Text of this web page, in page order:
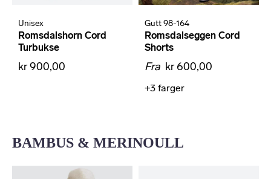
Unisex
Romsdalshorn Cord
Turbukse
kr 900,00
Gutt 98-164
Romsdalseggen Cord
Shorts
Fra kr 600,00
+3 farger
BAMBUS & MERINOULL